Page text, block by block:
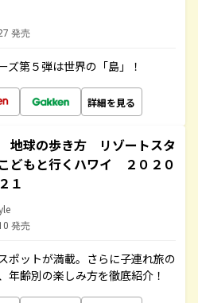
発売
ズ第５弾は世界の「島」！
詳細を見る
地球の歩き方 リゾートスタ
どもと行くハワイ ２０２０
１
発売
ポットが満載。さらに子連れ旅の
年齢別の楽しみ方を徹底紹介！